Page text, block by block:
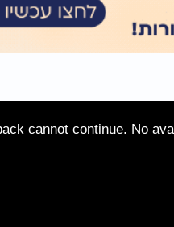
cannot continue. No